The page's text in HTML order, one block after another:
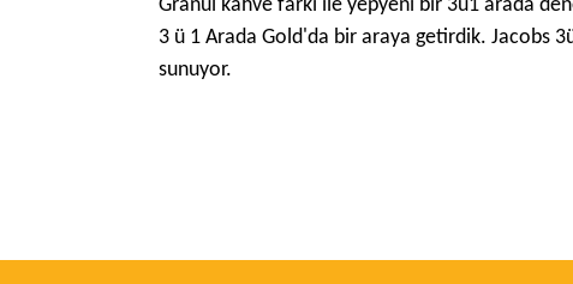
Granül kahve farkı ile yepyeni bir 3ü1 arada
3 ü 1 Arada Gold'da bir araya getirdik. Jacobs
sunuyor.
Ürün resmi kalitesiz, bozuk veya görüntülenemiyor.